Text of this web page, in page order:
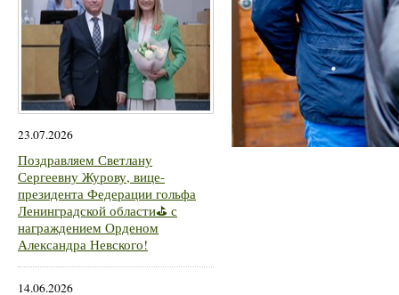
23.07.2026
Поздравляем Светлану
Сергеевну Журову, вице-
президента Федерации гольфа
Ленинградской области⛳ с
награждением Орденом
Александра Невского!
14.06.2026